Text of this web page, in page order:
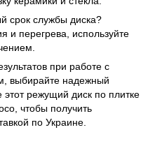
срок службы диска?
и перегрева, используйте
при работе с
выбирайте надежный
режущий диск по плитке
чтобы получить
по Украине.